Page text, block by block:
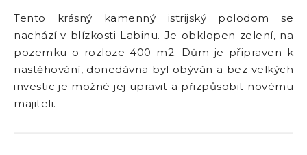
Tento krásný kamenný istrijský polodom se
nachází v blízkosti Labinu. Je obklopen zelení, na
pozemku o rozloze 400 m2. Dům je připraven k
nastěhování, donedávna byl obýván a bez velkých
investic je možné jej upravit a přizpůsobit novému
majiteli.